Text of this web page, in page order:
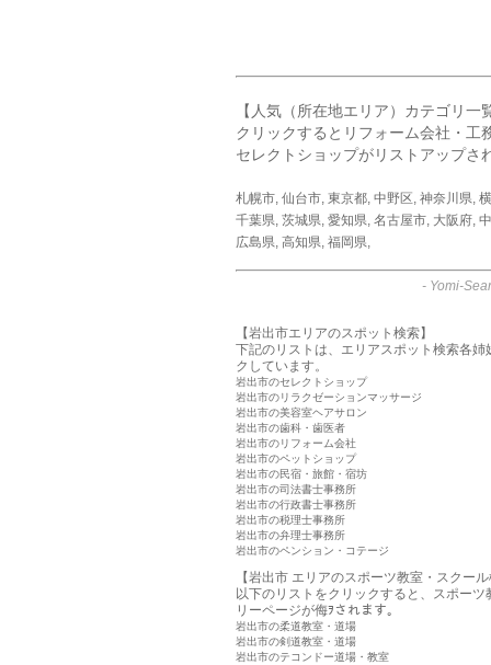
【人気（所在地エリア）カテゴリ一
クリックするとリフォーム会社・工
セレクトショップがリストアップさ
札幌市, 仙台市, 東京都, 中野区, 神奈川県,
千葉県, 茨城県, 愛知県, 名古屋市, 大阪府,
広島県, 高知県, 福岡県,
- Yomi-
【岩出市エリアのスポット検索】
下記のリストは、エリアスポット検索各
クしています。
岩出市のセレクトショップ
岩出市のリラクゼーションマッサージ
岩出市の美容室ヘアサロン
岩出市の歯科・歯医者
岩出市のリフォーム会社
岩出市のペットショップ
岩出市の民宿・旅館・宿坊
岩出市の司法書士事務所
岩出市の行政書士事務所
岩出市の税理士事務所
岩出市の弁理士事務所
岩出市のペンション・コテージ
【岩出市 エリアのスポーツ教室・スクー
以下のリストをクリックすると、スポー
リーページが侮ｦされます。
岩出市の柔道教室・道場
岩出市の剣道教室・道場
岩出市のテコンドー道場・教室